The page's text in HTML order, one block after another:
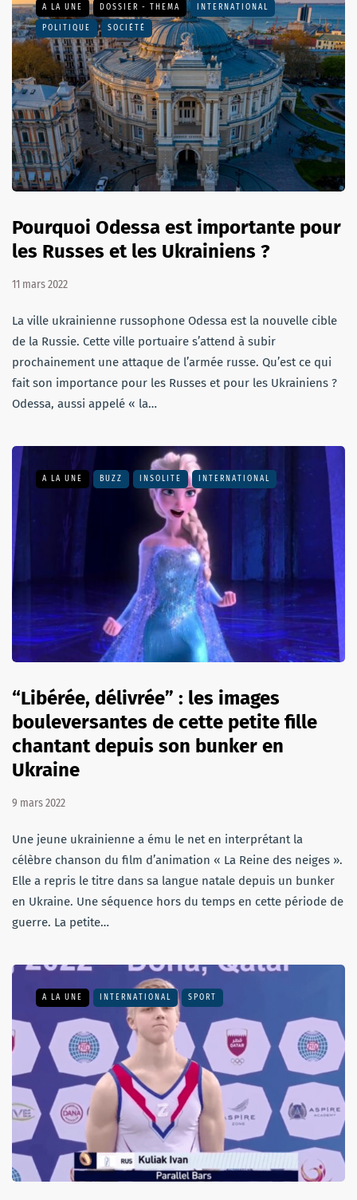
A LA UNE DOSSIER - THEMA INTERNATIONAL
POLITIQUE SOCIÉTÉ
Pourquoi Odessa est importante pour
les Russes et les Ukrainiens ?
11 mars 2022
La ville ukrainienne russophone Odessa est la nouvelle cible
de la Russie. Cette ville portuaire s’attend à subir
prochainement une attaque de l’armée russe. Qu’est ce qui
fait son importance pour les Russes et pour les Ukrainiens ?
Odessa, aussi appelé « la…
A LA UNE BUZZ INSOLITE INTERNATIONAL
“Libérée, délivrée” : les images
bouleversantes de cette petite fille
chantant depuis son bunker en
Ukraine
9 mars 2022
Une jeune ukrainienne a ému le net en interprétant la
célèbre chanson du film d’animation « La Reine des neiges ».
Elle a repris le titre dans sa langue natale depuis un bunker
en Ukraine. Une séquence hors du temps en cette période de
guerre. La petite…
A LA UNE INTERNATIONAL SPORT